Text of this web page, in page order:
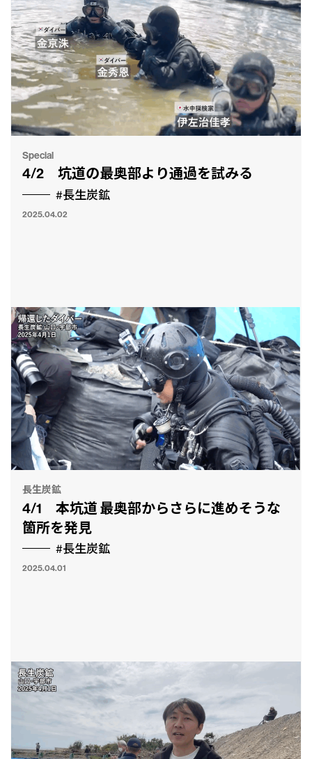
Special
4/2 坑道の最奥部より通過を試みる
#長生炭鉱
2025.04.02
長生炭鉱
4/1 本坑道 最奥部からさらに進めそうな
箇所を発見
#長生炭鉱
2025.04.01